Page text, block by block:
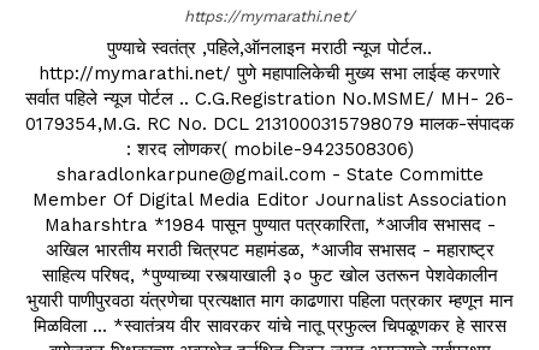
https://mymarathi.net/
पुण्याचे स्वतंत्र ,पहिले,ऑनलाइन मराठी न्यूज पोर्टल..
http://mymarathi.net/ पुणे महापालिकेची मुख्य सभा लाईव्ह करणारे
सर्वात पहिले न्यूज पोर्टल .. C.G.Registration No.MSME/ MH- 26-
0179354,M.G. RC No. DCL 2131000315798079 मालक-संपादक
: शरद लोणकर( mobile-9423508306)
sharadlonkarpune@gmail.com - State Committe
Member Of Digital Media Editor Journalist Association
Maharshtra *1984 पासून पुण्यात पत्रकारिता, *आजीव सभासद -
अखिल भारतीय मराठी चित्रपट महामंडळ, *आजीव सभासद - महाराष्ट्र
साहित्य परिषद, *पुण्याच्या रस्त्याखाली ३० फुट खोल उतरून पेशवेकालीन
भुयारी पाणीपुरवठा यंत्रणेचा प्रत्यक्षात माग काढणारा पहिला पत्रकार म्हणून मान
मिळविला ... *स्वातंत्र्य वीर सावरकर यांचे नातू प्रफुल्ल चिपळूणकर हे सारस